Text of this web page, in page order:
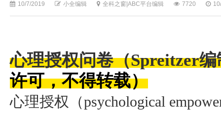
10/7/2019 小全编辑 全科之窗|ABC平台编辑 7720
心理授权问卷（Spreitzer
许可，不得转载）
心理授权（psychological